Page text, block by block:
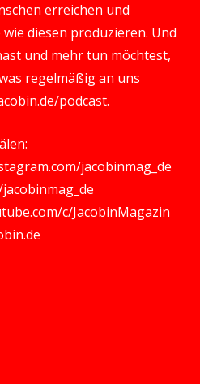
erreichen und
diesen produzieren. Und
und mehr tun möchtest,
regelmäßig an uns
podcast.
jacobinmag_de
c/JacobinMagazin